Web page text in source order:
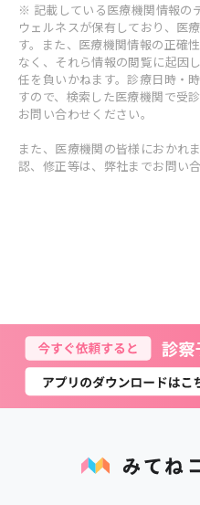
※ 記載している医療機関情報の
ウェルネスが保有しており、医
す。また、医療機関情報の正確
なく、それら情報の閲覧に起因
任を負いかねます。診療日時・
すので、検索した医療機関で受
お問い合わせください。
また、医療機関の皆様におかれ
認、修正等は、弊社までお問い